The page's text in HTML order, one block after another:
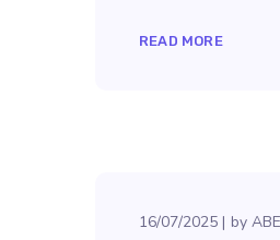
READ MORE
16/07/2025 by